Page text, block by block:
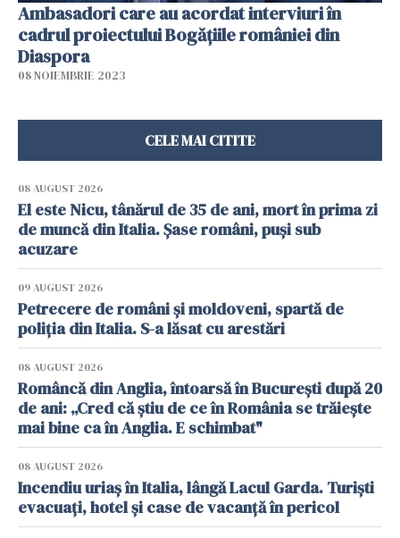
Ambasadori care au acordat interviuri în
cadrul proiectului Bogățiile româniei din
Diaspora
08 NOIEMBRIE 2023
CELE MAI CITITE
08 AUGUST 2026
El este Nicu, tânărul de 35 de ani, mort în prima zi
de muncă din Italia. Șase români, puși sub
acuzare
09 AUGUST 2026
Petrecere de români și moldoveni, spartă de
poliția din Italia. S-a lăsat cu arestări
08 AUGUST 2026
Româncă din Anglia, întoarsă în București după 20
de ani: „Cred că știu de ce în România se trăiește
mai bine ca în Anglia. E schimbat"
08 AUGUST 2026
Incendiu uriaș în Italia, lângă Lacul Garda. Turiști
evacuați, hotel și case de vacanță în pericol